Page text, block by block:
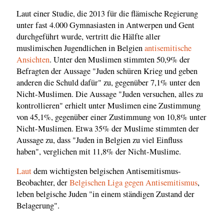
Laut einer Studie, die 2013 für die flämische Regierung
unter fast 4.000 Gymnasiasten in Antwerpen und Gent
durchgeführt wurde, vertritt die Hälfte aller
muslimischen Jugendlichen in Belgienantisemitische
Ansichten. Unter den Muslimen stimmten 50,9% der
Befragten der Aussage "Juden schüren Krieg und geben
anderen die Schuld dafür" zu, gegenüber 7,1% unter den
Nicht-Muslimen. Die Aussage "Juden versuchen, alles zu
kontrollieren" erhielt unter Muslimen eine Zustimmung
von 45,1%, gegenüber einer Zustimmung von 10,8% unter
Nicht-Muslimen. Etwa 35% der Muslime stimmten der
Aussage zu, dass "Juden in Belgien zu viel Einfluss
haben", verglichen mit 11,8% der Nicht-Muslime.
Lautdem wichtigsten belgischen Antisemitismus-
Beobachter, derBelgischen Liga gegen Antisemitismus,
leben belgische Juden "in einem ständigen Zustand der
Belagerung".